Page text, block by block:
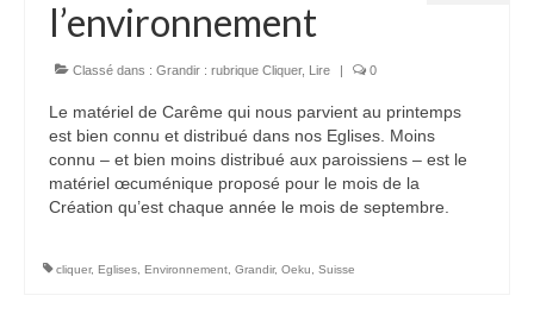
Voir
Films, Vidéos, Selfies
Selfies de Mariages
Mon témoignage
EdenCinéma
SpiNéma
l’environnement
Classé dans : Grandir : rubrique Cliquer, Lire | 0
Le matériel de Carême qui nous parvient au printemps
est bien connu et distribué dans nos Eglises. Moins
connu – et bien moins distribué aux paroissiens – est le
matériel œcuménique proposé pour le mois de la
Création qu’est chaque année le mois de septembre.
cliquer, Eglises Environnement Grandir, Oeku Suisse